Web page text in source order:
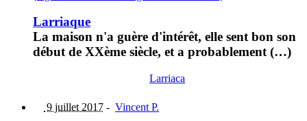
Larriaque
La maison n'a guère d'intérêt, elle sent bon son
début de XXème siècle, et a probablement (…)
Larriaca
9 juillet 2017 - Vincent P.